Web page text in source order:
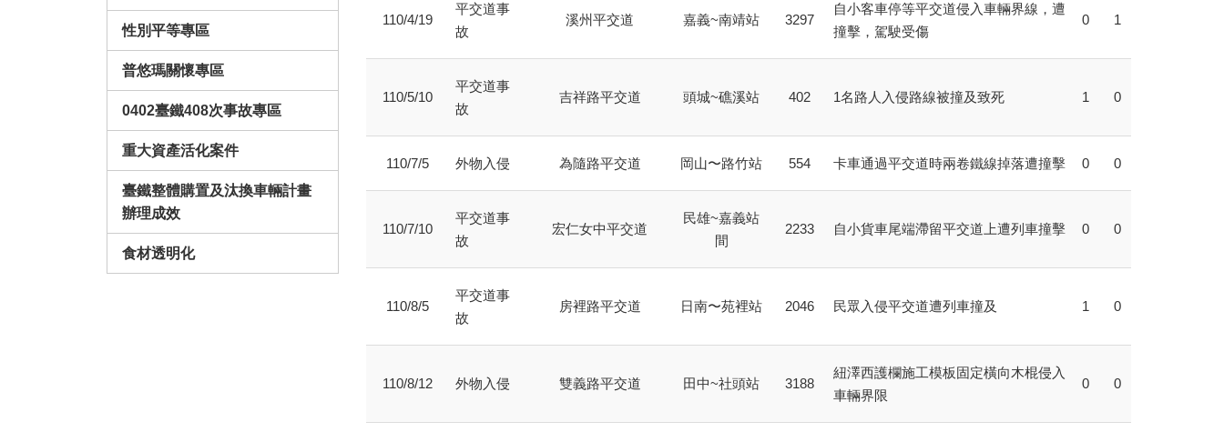
性別平等專區
普悠瑪關懷專區
0402臺鐵408次事故專區
重大資產活化案件
臺鐵整體購置及汰換車輛計畫
辦理成效
食材透明化
110/4/19
平交道事
故
溪州平交道 嘉義~南靖站 3297
自小客車停等平交道侵入車輛界線，遭
撞擊，駕駛受傷
0 1
110/5/10
平交道事
故
吉祥路平交道 頭城~礁溪站 402 1名路人入侵路線被撞及致死 1 0
110/7/5 外物入侵 為隨路平交道 岡山〜路竹站 554 卡車通過平交道時兩卷鐵線掉落遭撞擊 0 0
110/7/10
平交道事
故
宏仁女中平交道
民雄~嘉義站
間
2233 自小貨車尾端滯留平交道上遭列車撞擊 0 0
110/8/5
平交道事
故
房裡路平交道 日南〜苑裡站 2046 民眾入侵平交道遭列車撞及 1 0
110/8/12 外物入侵 雙義路平交道 田中~社頭站 3188
紐澤西護欄施工模板固定橫向木棍侵入
車輛界限
0 0